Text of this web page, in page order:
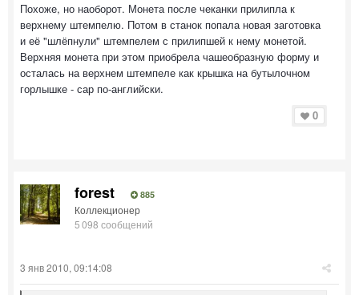
Похоже, но наоборот. Монета после чеканки прилипла к
верхнему штемпелю. Потом в станок попала новая заготовка
и её "шлёпнули" штемпелем с прилипшей к нему монетой.
Верхняя монета при этом приобрела чашеобразную форму и
осталась на верхнем штемпеле как крышка на бутылочном
горлышке - сар по-английски.
0
forest 885
Коллекционер
5 098 сообщений
3 янв 2010, 09:14:08